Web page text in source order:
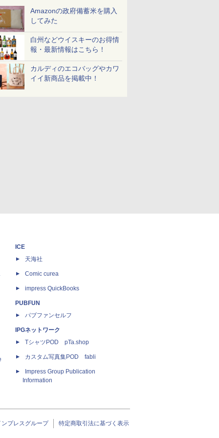
Amazonの政府備蓄米を購入
してみた
白州などウイスキーのお得情
報・最新情報はこちら！
カルディのエコバッグやカワ
イイ新商品を掲載中！
ICE
天海社
Comic curea
impress QuickBooks
PUBFUN
パブファンセルフ
IPGネットワーク
TシャツPOD pTa.shop
カスタム写真集POD fabli
Impress Group Publication
Information
ンプレスグループ 特定商取引法に基づく表示